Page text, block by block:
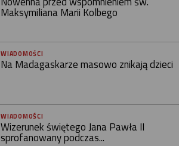
Maksymiliana Marii Kolbego
WIADOMOŚCI
Na Madagaskarze masowo znikają dzieci
WIADOMOŚCI
Wizerunek świętego Jana Pawła II
sprofanowany podczas...